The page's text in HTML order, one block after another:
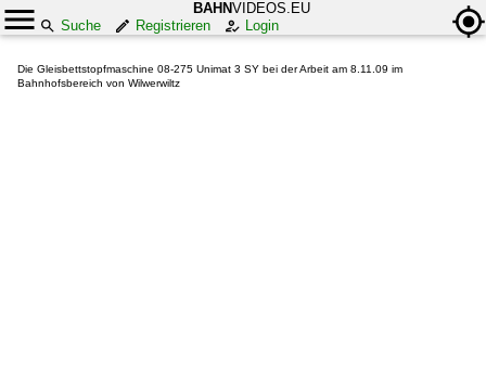
BAHNVIDEOS.EU
Suche
Registrieren Login
Die Gleisbettstopfmaschine 08-275 Unimat 3 SY bei der Arbeit am 8.11.09 im
Bahnhofsbereich von Wilwerwiltz